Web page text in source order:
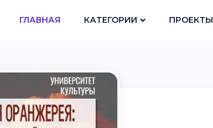
ГЛАВНАЯ КАТЕГОРИИ ПРОЕКТЫ